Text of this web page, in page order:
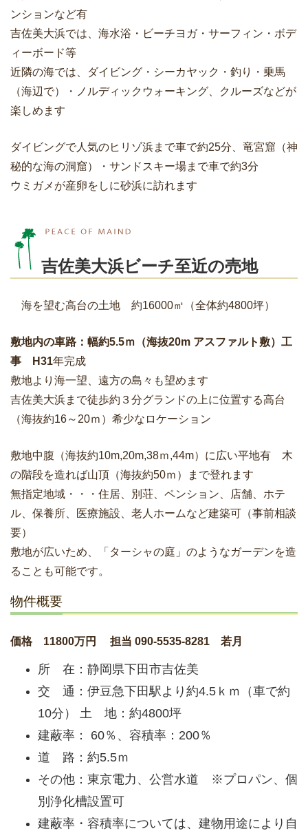
ンションなど有
吉佐美大浜では、海水浴・ビーチヨガ・サーフィン・ボデ
ィーボード等
近隣の海では、ダイビング・シーカヤック・釣り・乗馬
（海辺で）・ノルディックウォーキング、クルーズなどが
楽しめます
ダイビングで人気のヒリゾ浜まで車で約25分、竜宮窟（神
秘的な海の洞窟）・サンドスキー場まで車で約3分
ウミガメが産卵をしに砂浜に訪れます
吉佐美大浜ビーチ至近の売地
海を望む高台の土地 約16000㎡（全体約4800坪）
敷地内の車路：幅約5.5ｍ（海抜20m アスファルト敷）工
事 H31年完成
敷地より海一望、遠方の島々も望めます
吉佐美大浜まで徒歩約３分グランドの上に位置する高台
（海抜約16～20ｍ）希少なロケーション
敷地中腹（海抜約10m,20m,38ｍ,44m）に広い平地有 木
の階段を造れば山頂（海抜約50ｍ）まで登れます
無指定地域・・・住居、別荘、ペンション、店舗、ホテ
ル、保養所、医療施設、老人ホームなど建築可（事前相談
要）
敷地が広いため、「ターシャの庭」のようなガーデンを造
ることも可能です。
物件概要
価格 11800万円 担当 090-5535-8281 若月
所 在：静岡県下田市吉佐美
交 通：伊豆急下田駅より約4.5ｋｍ（車で約
10分） 土 地：約4800坪
建蔽率： 60％、容積率：200％
道 路：約5.5ｍ
その他：東京電力、公営水道 ※プロパン、個
別浄化槽設置可
建蔽率・容積率については、建物用途により自